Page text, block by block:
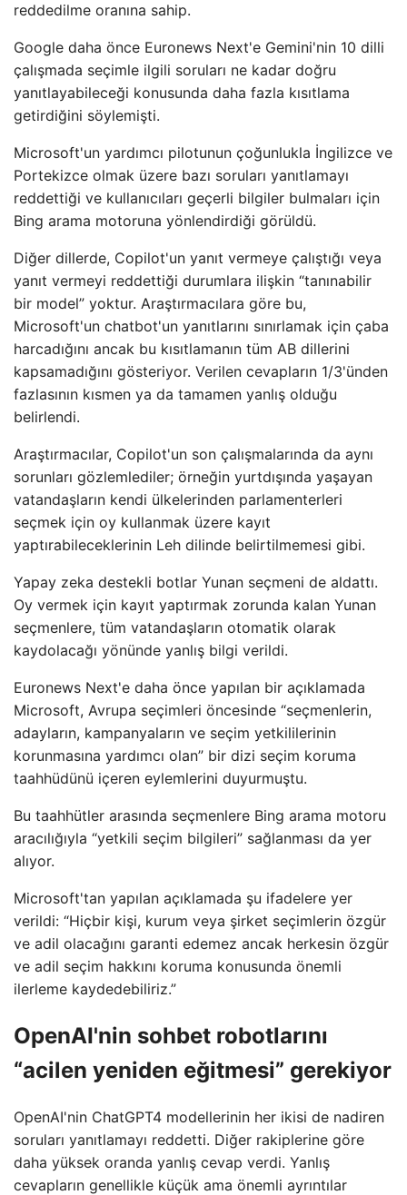
reddedilme oranına sahip.
Google daha önce Euronews Next'e Gemini'nin 10 dilli
çalışmada seçimle ilgili soruları ne kadar doğru
yanıtlayabileceği konusunda daha fazla kısıtlama
getirdiğini söylemişti.
Microsoft'un yardımcı pilotunun çoğunlukla İngilizce ve
Portekizce olmak üzere bazı soruları yanıtlamayı
reddettiği ve kullanıcıları geçerli bilgiler bulmaları için
Bing arama motoruna yönlendirdiği görüldü.
Diğer dillerde, Copilot'un yanıt vermeye çalıştığı veya
yanıt vermeyi reddettiği durumlara ilişkin “tanınabilir
bir model” yoktur. Araştırmacılara göre bu,
Microsoft'un chatbot'un yanıtlarını sınırlamak için çaba
harcadığını ancak bu kısıtlamanın tüm AB dillerini
kapsamadığını gösteriyor. Verilen cevapların 1/3'ünden
fazlasının kısmen ya da tamamen yanlış olduğu
belirlendi.
Araştırmacılar, Copilot'un son çalışmalarında da aynı
sorunları gözlemlediler; örneğin yurtdışında yaşayan
vatandaşların kendi ülkelerinden parlamenterleri
seçmek için oy kullanmak üzere kayıt
yaptırabileceklerinin Leh dilinde belirtilmemesi gibi.
Yapay zeka destekli botlar Yunan seçmeni de aldattı.
Oy vermek için kayıt yaptırmak zorunda kalan Yunan
seçmenlere, tüm vatandaşların otomatik olarak
kaydolacağı yönünde yanlış bilgi verildi.
Euronews Next'e daha önce yapılan bir açıklamada
Microsoft, Avrupa seçimleri öncesinde “seçmenlerin,
adayların, kampanyaların ve seçim yetkililerinin
korunmasına yardımcı olan” bir dizi seçim koruma
taahhüdünü içeren eylemlerini duyurmuştu.
Bu taahhütler arasında seçmenlere Bing arama motoru
aracılığıyla “yetkili seçim bilgileri” sağlanması da yer
alıyor.
Microsoft'tan yapılan açıklamada şu ifadelere yer
verildi: “Hiçbir kişi, kurum veya şirket seçimlerin özgür
ve adil olacağını garanti edemez ancak herkesin özgür
ve adil seçim hakkını koruma konusunda önemli
ilerleme kaydedebiliriz.”
OpenAI'nin sohbet robotlarını
“acilen yeniden eğitmesi” gerekiyor
OpenAI'nin ChatGPT4 modellerinin her ikisi de nadiren
soruları yanıtlamayı reddetti. Diğer rakiplerine göre
daha yüksek oranda yanlış cevap verdi. Yanlış
cevapların genellikle küçük ama önemli ayrıntılar